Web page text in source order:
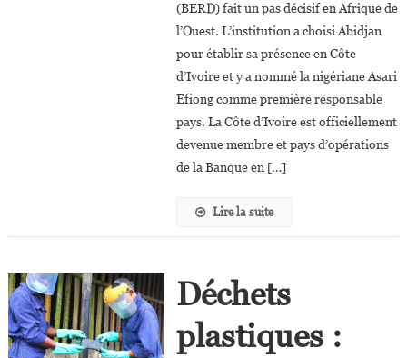
Responsable
De
La
Banque
Européenne
Reconstruction
Et
En
(BERD) fait un pas décisif en Afrique de
l’Ouest. L’institution a choisi Abidjan
pour établir sa présence en Côte
d’Ivoire et y a nommé la nigériane Asari
Efiong comme première responsable
pays. La Côte d’Ivoire est officiellement
devenue membre et pays d’opérations
de la Banque en […]
Lire la suite
Déchets
plastiques :